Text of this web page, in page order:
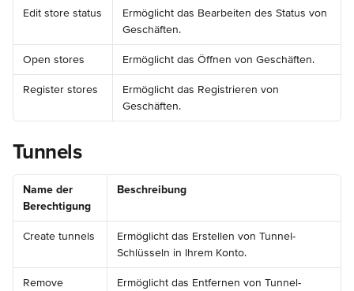
Edit store status
Ermöglicht das Bearbeiten des Status von
Geschäften.
Open stores Ermöglicht das Öffnen von Geschäften.
Register stores
Ermöglicht das Registrieren von
Geschäften.
Tunnels
Name der
Berechtigung
Beschreibung
Create tunnels
Ermöglicht das Erstellen von Tunnel-
Schlüsseln in Ihrem Konto.
Remove
Ermöglicht das Entfernen von Tunnel-